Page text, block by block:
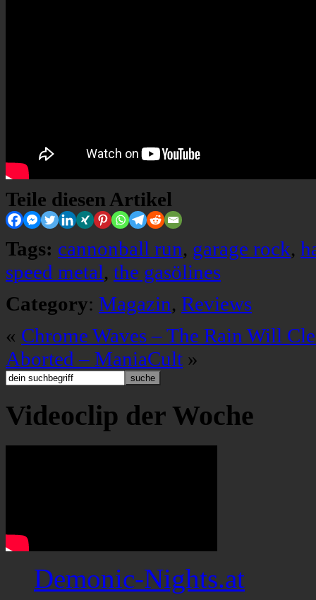
Teile diesen Artikel
Tags: cannonball run, garage rock,
speed metal, the gasölines
Category: Magazin, Reviews
« Chrome Waves – The Rain Will
Aborted – ManiaCult »
Videoclip der Woche
Demonic-Nights.at